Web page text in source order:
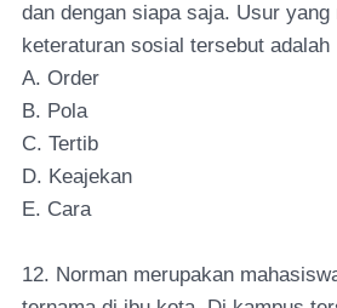
dan dengan siapa saja. Usur yang
keteraturan sosial tersebut
A. Order
B. Pola
C. Tertib
D. Keajekan
E. Cara
12. Norman merupakan